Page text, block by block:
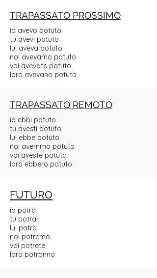
TRAPASSATO PROSSIMO
io avevo potuto
tu avevi potuto
lui aveva potuto
noi avevamo potuto
voi avevate potuto
loro avevano potuto
TRAPASSATO REMOTO
io ebbi potuto
tu avesti potuto
lui ebbe potuto
noi avemmo potuto
voi aveste potuto
loro ebbero potuto
FUTURO
io potrò
tu potrai
lui potrà
noi potremo
voi potrete
loro potranno